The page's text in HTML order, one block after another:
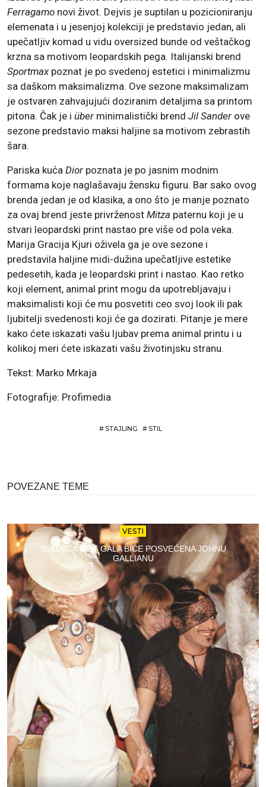
Ferragamo novi život. Dejvis je suptilan u pozicioniranju
elemenata i u jesenjoj kolekciji je predstavio jedan, ali
upečatljiv komad u vidu oversized bunde od veštačkog
krzna sa motivom leopardskih pega. Italijanski brend
Sportmax poznat je po svedenoj estetici i minimalizmu
sa daškom maksimalizma. Ove sezone maksimalizam
je ostvaren zahvajujući doziranim detaljima sa printom
pitona. Čak je i über minimalistički brend Jil Sander ove
sezone predstavio maksi haljine sa motivom zebrastih
šara.
Pariska kuća Dior poznata je po jasnim modnim
formama koje naglašavaju žensku figuru. Bar sako ovog
brenda jedan je od klasika, a ono što je manje poznato
za ovaj brend jeste privrženost Mitza paternu koji je u
stvari leopardski print nastao pre više od pola veka.
Marija Gracija Kjuri oživela ga je ove sezone i
predstavila haljine midi-dužina upečatljive estetike
pedesetih, kada je leopardski print i nastao. Kao retko
koji element, animal print mogu da upotrebljavaju i
maksimalisti koji će mu posvetiti ceo svoj look ili pak
ljubitelji svedenosti koji će ga dozirati. Pitanje je mere
kako ćete iskazati vašu ljubav prema animal printu i u
kolikoj meri ćete iskazati vašu životinjsku stranu.
Tekst: Marko Mrkaja
Fotografije: Profimedia
# STAJLING # STIL
POVEZANE TEME
VESTI
SLEDEĆA MET GALA BIĆE POSVEĆENA JOHNU
GALLIANU